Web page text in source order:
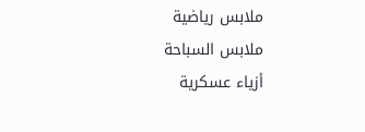
ملابس رياضية
ملابس السباحة
أزياء عسكرية